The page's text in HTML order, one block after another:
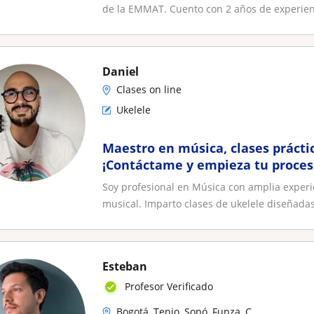
de la EMMAT. Cuento con 2 años de
Daniel
Clases on line
Ukelele
Maestro en música, clases
¡Contáctame y empieza tu
Soy profesional en Música con amplia
musical. Imparto clases de ukelele
Esteban
Profesor Verificado